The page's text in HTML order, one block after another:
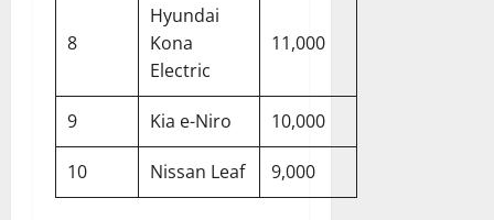
8
Hyundai
Kona
Electric
11,000
9 Kia e-Niro 10,000
10 Nissan Leaf 9,000